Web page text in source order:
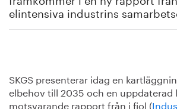
Om oss
elintensiva industrins
SKGS presenterar idag en
elbehov till 2035 och en uppdaterad
motsvarande rapport från i fjol (